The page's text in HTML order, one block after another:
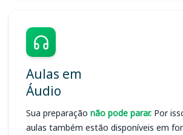
Aulas em
Áudio
Sua preparação não pode parar. Por
aulas também estão disponíveis em